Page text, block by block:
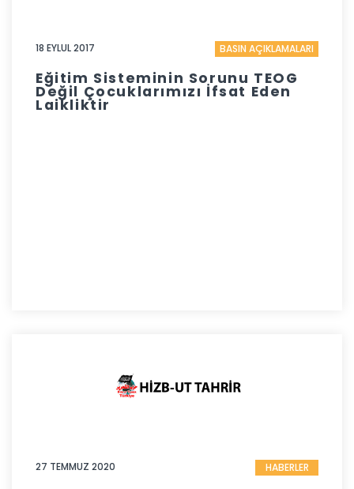
18 EYLUL 2017 BASIN AÇIKLAMALARI
Eğitim Sisteminin Sorunu TEOG
Değil Çocuklarımızı İfsat Eden
Laikliktir
27 TEMMUZ 2020 HABERLER